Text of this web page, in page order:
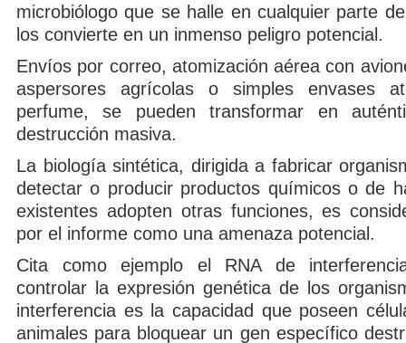
microbiólogo que se halle en cualquier parte
los convierte en un inmenso peligro potencial.
Envíos por correo, atomización aérea con
aspersores agrícolas o simples envases
perfume, se pueden transformar en
destrucción masiva.
La biología sintética, dirigida a fabricar
detectar o producir productos químicos o de
existentes adopten otras funciones, es
por el informe como una amenaza potencial.
Cita como ejemplo el RNA de
controlar la expresión genética de los
interferencia es la capacidad que poseen
animales para bloquear un gen específico